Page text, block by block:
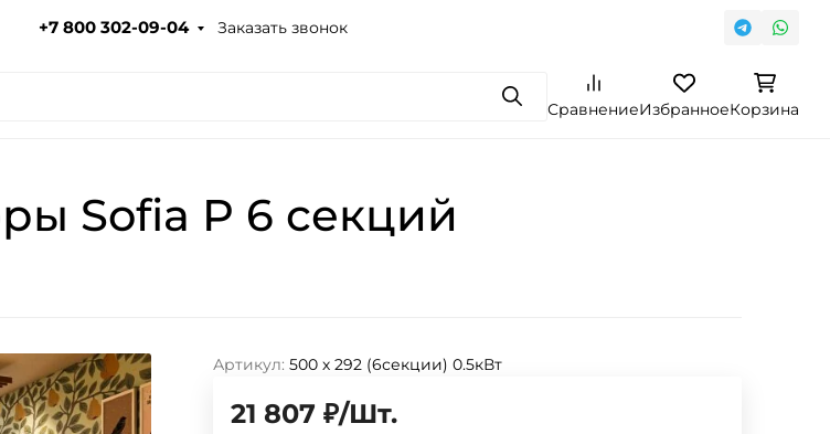
+7 800 302-09-04 Заказать звонок
ПоискСравнениеИзбранноеКорзина
Sofia P 6 секций
Артикул: 500 х 292 (6секции) 0.5кВт
21 807 ₽/Шт.